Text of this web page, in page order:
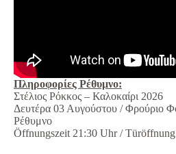
Πληροφορίες Ρέθυμνο:
Στέλιος Ρόκκος – Καλοκαίρι 2026
Δευτέρα 03 Αυγούστου / Φρούριο
Ρέθυμνο
Öffnungszeit 21:30 Uhr /